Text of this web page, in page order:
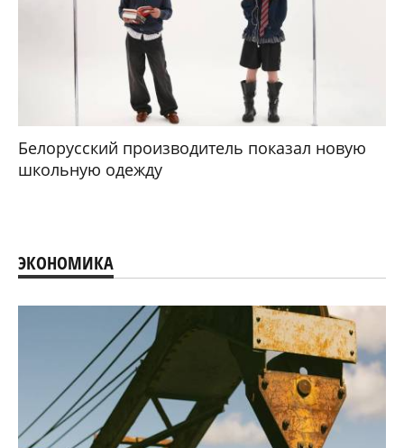
Белорусский производитель показал новую
школьную одежду
ЭКОНОМИКА